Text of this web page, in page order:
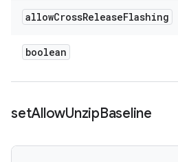
allowCrossReleaseFlashing
boolean
setAllowUnzipBaseline